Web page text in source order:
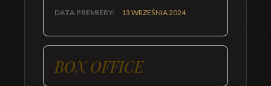
DATA PREMIERY: 13 WRZEŚNIA 2024
BOX OFFICE